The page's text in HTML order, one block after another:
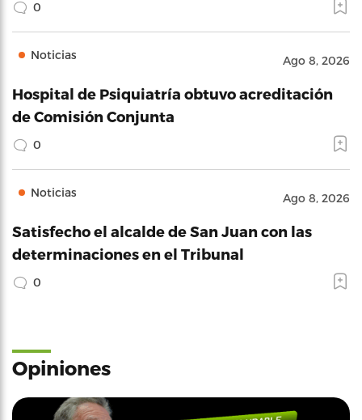
0
Noticias Ago 8, 2026
Hospital de Psiquiatría obtuvo acreditación
de Comisión Conjunta
0
Noticias Ago 8, 2026
Satisfecho el alcalde de San Juan con las
determinaciones en el Tribunal
0
Opiniones